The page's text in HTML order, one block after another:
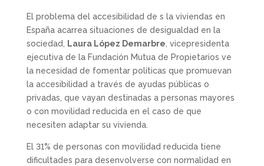
El problema del accesibilidad de s la viviendas en
España acarrea situaciones de desigualdad en la
sociedad,
Laura López Demarbre , vicepresidenta
ejecutiva de la Fundación Mutua de Propietarios ve
la necesidad de fomentar políticas que promuevan
la accesibilidad a través de ayudas públicas o
privadas, que vayan destinadas a personas mayores
o con movilidad reducida en el caso de que
necesiten adaptar su vivienda.
El 31% de personas con movilidad reducida tiene
dificultades para desenvolverse con normalidad en